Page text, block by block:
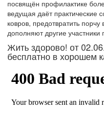
посвящён профилактике
ведущая даёт практические
ковров, предотвратить
дополняют другие участники
Жить здорово! от
бесплатно в хорошем